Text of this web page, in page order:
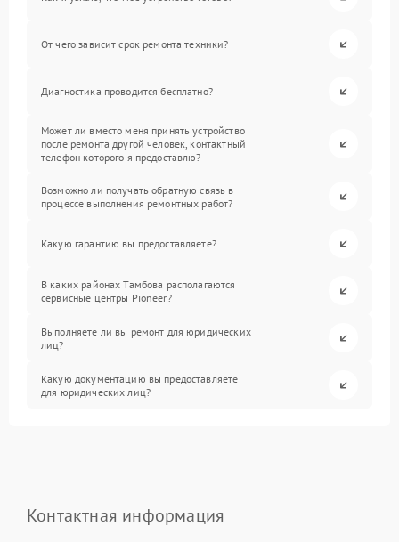
От чего зависит срок ремонта техники?
Диагностика проводится бесплатно?
Может ли вместо меня принять устройство
после ремонта другой человек, контактный
телефон которого я предоставлю?
Возможно ли получать обратную связь в
процессе выполнения ремонтных работ?
Какую гарантию вы предоставляете?
В каких районах Тамбова располагаются
сервисные центры Pioneer?
Выполняете ли вы ремонт для юридических
лиц?
Какую документацию вы предоставляете
для юридических лиц?
Контактная информация